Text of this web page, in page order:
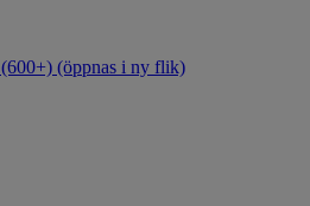
(600+) (öppnas i ny flik)